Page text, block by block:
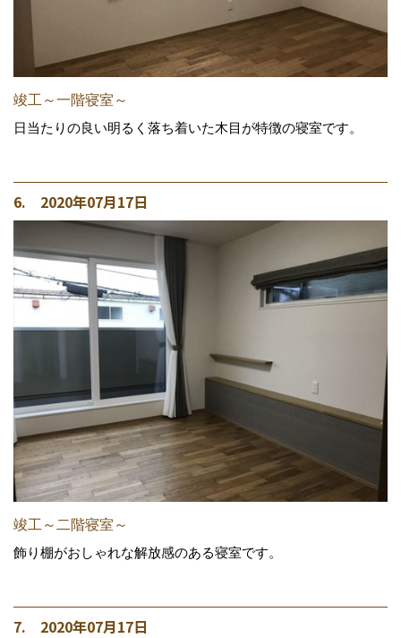
竣工～一階寝室～
日当たりの良い明るく落ち着いた木目が特徴の寝室です。
6. 2020年07月17日
竣工～二階寝室～
飾り棚がおしゃれな解放感のある寝室です。
7. 2020年07月17日